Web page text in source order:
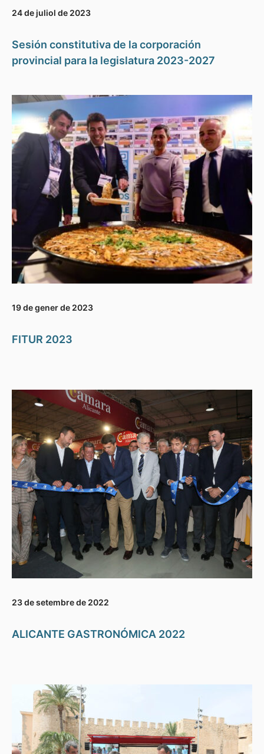
24 de juliol de 2023
Sesión constitutiva de la corporación
provincial para la legislatura 2023-2027
19 de gener de 2023
FITUR 2023
23 de setembre de 2022
ALICANTE GASTRONÓMICA 2022